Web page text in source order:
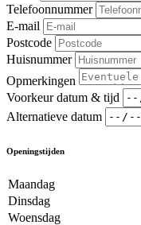
Telefoonnummer
E-mail
Postcode
Huisnummer
Opmerkingen
Voorkeur datum & tijd
Alternatieve datum
Openingstijden
Maandag
Dinsdag
Woensdag